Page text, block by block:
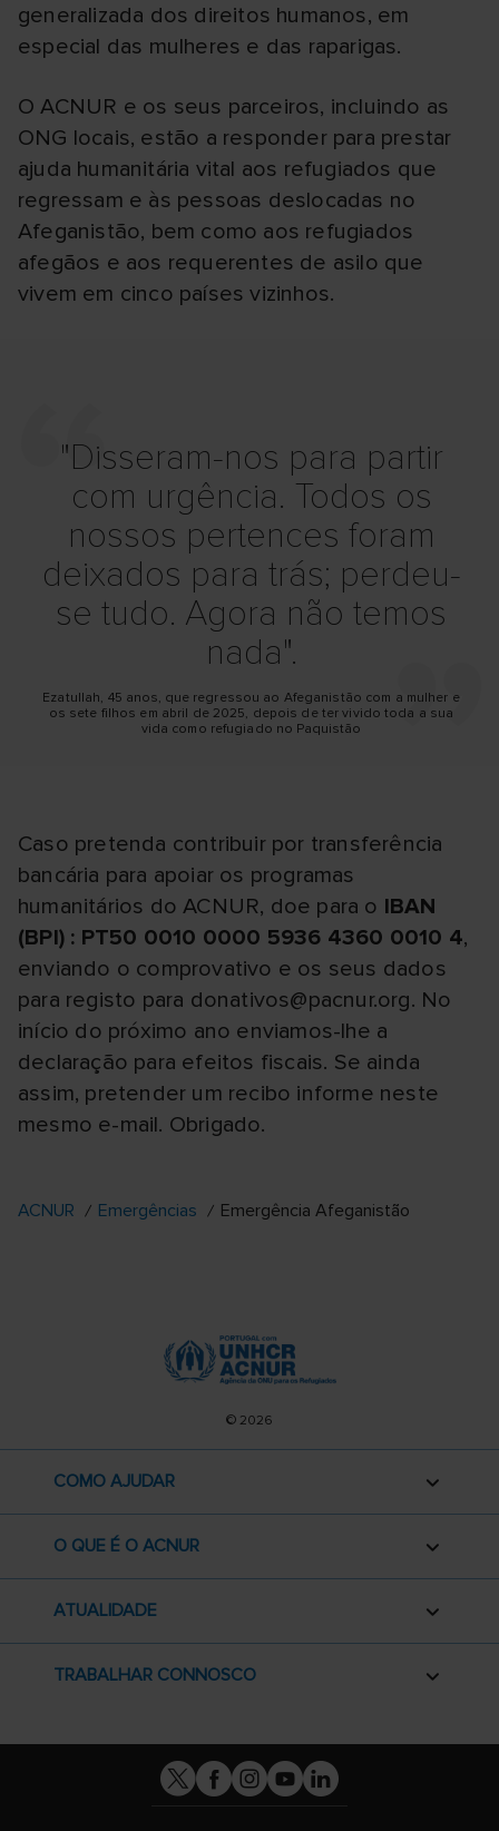
generalizada dos direitos humanos, em
especial das mulheres e das raparigas.
O ACNUR e os seus parceiros, incluindo as
ONG locais, estão a responder para prestar
ajuda humanitária vital aos refugiados que
regressam e às pessoas deslocadas no
Afeganistão, bem como aos refugiados
afegãos e aos requerentes de asilo que
vivem em cinco países vizinhos.
"Disseram-nos para partir
com urgência. Todos os
nossos pertences foram
deixados para trás; perdeu-
se tudo. Agora não temos
nada".
Ezatullah, 45 anos, que regressou ao Afeganistão com a mulher e
os sete filhos em abril de 2025, depois de ter vivido toda a sua
vida como refugiado no Paquistão
Caso pretenda contribuir por transferência
bancária para apoiar os programas
humanitários do ACNUR, doe para o IBAN
(BPI) : PT50 0010 0000 5936 4360 0010 4,
enviando o comprovativo e os seus dados
para registo para donativos@pacnur.org. No
início do próximo ano enviamos-lhe a
declaração para efeitos fiscais. Se ainda
assim, pretender um recibo informe neste
mesmo e-mail. Obrigado.
ACNUR Emergências Emergência Afeganistão
© 2026
COMO AJUDAR
O QUE É O ACNUR
ATUALIDADE
TRABALHAR CONNOSCO